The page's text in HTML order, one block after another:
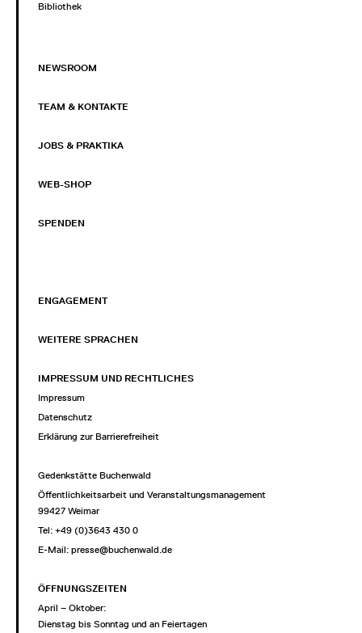
Bibliothek
NEWSROOM
TEAM & KONTAKTE
JOBS & PRAKTIKA
WEB-SHOP
SPENDEN
ENGAGEMENT
WEITERE SPRACHEN
IMPRESSUM UND RECHTLICHES
Impressum
Datenschutz
Erklärung zur Barrierefreiheit
Gedenkstätte Buchenwald
Öffentlichkeitsarbeit und Veranstaltungsmanagement
99427 Weimar
Tel: +49 (0)3643 430 0
E-Mail: presse@buchenwald.de
ÖFFNUNGSZEITEN
April – Oktober:
Dienstag bis Sonntag und an Feiertagen